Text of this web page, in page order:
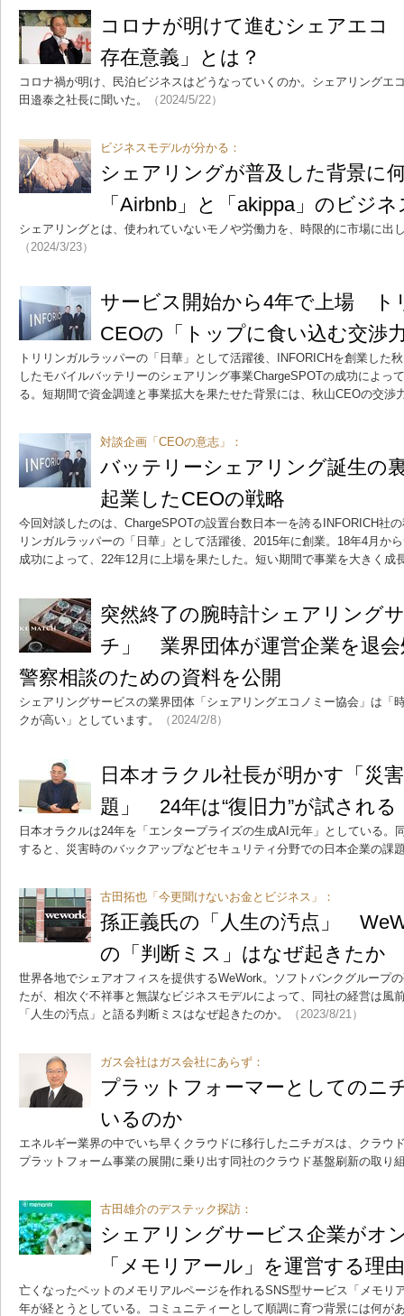
コロナが明けて進むシェアエコ
存在意義」とは？
コロナ禍が明け、民泊ビジネスはどうなっていくのか。シェアリングエ
田邉泰之社長に聞いた。
（2024/5/22）
ビジネスモデルが分かる：
シェアリングが普及した背景
「Airbnb」と「akippa」のビジ
シェアリングとは、使われていないモノや労働力を、時限的に市場に出
（2024/3/23）
サービス開始から4年で上場 ト
CEOの「トップに食い込む交渉
トリリンガルラッパーの「日華」として活躍後、INFORICHを創業した
したモバイルバッテリーのシェアリング事業ChargeSPOTの成功によっ
る。短期間で資金調達と事業拡大を果たせた背景には、秋山CEOの交渉
対談企画「CEOの意志」：
バッテリーシェアリング誕生の
起業したCEOの戦略
今回対談したのは、ChargeSPOTの設置台数日本一を誇るINFORICH社
リンガルラッパーの「日華」として活躍後、2015年に創業。18年4月か
成功によって、22年12月に上場を果たした。短い期間で事業を大きく成
突然終了の腕時計シェアリング
チ」 業界団体が運営企業を退会
警察相談のための資料を公開
シェアリングサービスの業界団体「シェアリングエコノミー協会」は「
クが高い」としています。
（2024/2/8）
日本オラクル社長が明かす「災
題」 24年は“復旧力”が試される
日本オラクルは24年を「エンタープライズの生成AI元年」としている。
すると、災害時のバックアップなどセキュリティ分野での日本企業の課
古田拓也「今更聞けないお金とビジネス」：
孫正義氏の「人生の汚点」
の「判断ミス」はなぜ起きたか
世界各地でシェアオフィスを提供するWeWork。ソフトバンクグループ
たが、相次ぐ不祥事と無謀なビジネスモデルによって、同社の経営は風
「人生の汚点」と語る判断ミスはなぜ起きたのか。
（2023/8/21）
ガス会社はガス会社にあらず：
プラットフォーマーとしてのニ
いるのか
エネルギー業界の中でいち早くクラウドに移行したニチガスは、クラウ
プラットフォーム事業の展開に乗り出す同社のクラウド基盤刷新の取り
古田雄介のデステック探訪：
シェアリングサービス企業がオ
「メモリアール」を運営する理由
亡くなったペットのメモリアルページを作れるSNS型サービス「メモリ
年が経とうとしている。コミュニティーとして順調に育つ背景には何が